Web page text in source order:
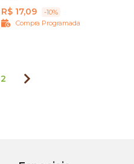
R$ 17,09
-10%
Compra Programada
2